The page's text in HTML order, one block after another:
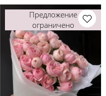
Предложение
ограничено